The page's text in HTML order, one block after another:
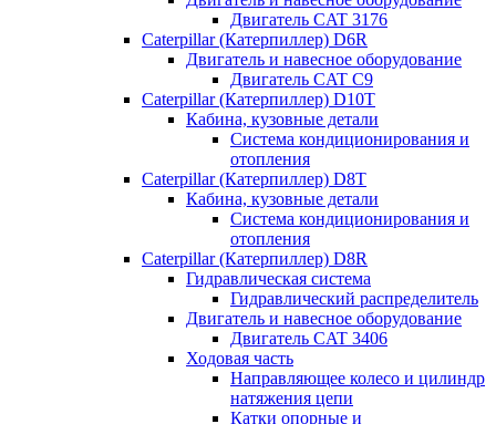
Двигатель CAT 3176
Caterpillar (Катерпиллер) D6R
Двигатель и навесное оборудование
Двигатель CAT C9
Caterpillar (Катерпиллер) D10T
Кабина, кузовные детали
Система кондиционирования и
отопления
Caterpillar (Катерпиллер) D8T
Кабина, кузовные детали
Система кондиционирования и
отопления
Caterpillar (Катерпиллер) D8R
Гидравлическая система
Гидравлический распределитель
Двигатель и навесное оборудование
Двигатель CAT 3406
Ходовая часть
Направляющее колесо и цилиндр
натяжения цепи
Катки опорные и